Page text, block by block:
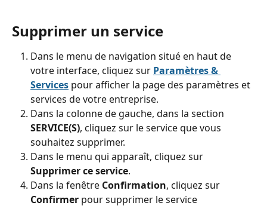
Supprimer un service
Dans le menu de navigation situé en haut de
votre interface, cliquez sur Paramètres &
Services pour afficher la page des paramètres et
services de votre entreprise.
Dans la colonne de gauche, dans la section
SERVICE(S), cliquez sur le service que vous
souhaitez supprimer.
Dans le menu qui apparaît, cliquez sur
Supprimer ce service.
Dans la fenêtre Confirmation, cliquez sur
Confirmer pour supprimer le service